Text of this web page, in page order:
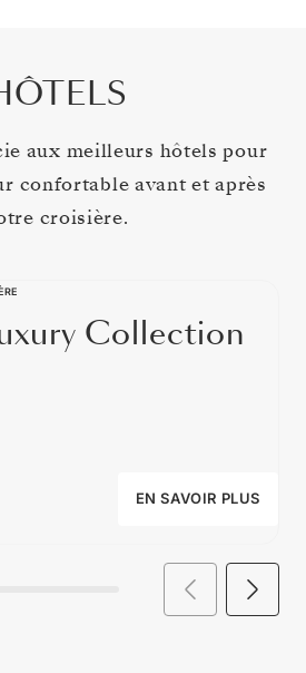
aux meilleurs hôtels pour
confortable avant et après
croisière.
Collection
EN SAVOIR PLUS